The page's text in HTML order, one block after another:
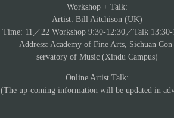
Workshop + Talk:
Artist: Bill Aitchison (UK)
Time: 11／22 Workshop 9:30-12:30／Talk 13:30-
Address: Academy of Fine Arts, Sichuan
servatory of Music (Xindu Campus)
Online Artist Talk:
(The up-coming information will be updated in